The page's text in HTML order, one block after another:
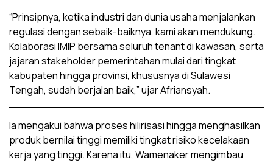
“Prinsipnya, ketika industri dan dunia usaha menjalankan
regulasi dengan sebaik-baiknya, kami akan mendukung.
Kolaborasi IMIP bersama seluruh tenant di kawasan, serta
jajaran stakeholder pemerintahan mulai dari tingkat
kabupaten hingga provinsi, khususnya di Sulawesi
Tengah, sudah berjalan baik,” ujar Afriansyah.
Ia mengakui bahwa proses hilirisasi hingga menghasilkan
produk bernilai tinggi memiliki tingkat risiko kecelakaan
kerja yang tinggi. Karena itu, Wamenaker mengimbau